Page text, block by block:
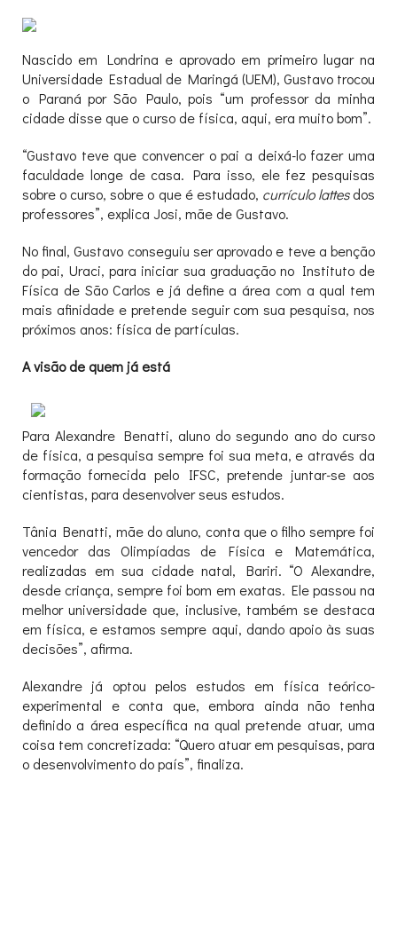
Nascido em Londrina e aprovado em primeiro lugar na
Universidade Estadual de Maringá (UEM), Gustavo trocou
o Paraná por São Paulo, pois “um professor da minha
cidade disse que o curso de física, aqui, era muito bom”.
“Gustavo teve que convencer o pai a deixá-lo fazer uma
faculdade longe de casa. Para isso, ele fez pesquisas
sobre o curso, sobre o que é estudado, currículo lattesdos
professores”, explica Josi, mãe de Gustavo.
No final, Gustavo conseguiu ser aprovado e teve a benção
do pai, Uraci, para iniciar sua graduação no Instituto de
Física de São Carlos e já define a área com a qual tem
mais afinidade e pretende seguir com sua pesquisa, nos
próximos anos: física de partículas.
A visão de quem já está
Para Alexandre Benatti, aluno do segundo ano do curso
de física, a pesquisa sempre foi sua meta, e através da
formação fornecida pelo IFSC, pretende juntar-se aos
cientistas, para desenvolver seus estudos.
Tânia Benatti, mãe do aluno, conta que o filho sempre foi
vencedor das Olimpíadas de Física e Matemática,
realizadas em sua cidade natal, Bariri. “O Alexandre,
desde criança, sempre foi bom em exatas. Ele passou na
melhor universidade que, inclusive, também se destaca
em física, e estamos sempre aqui, dando apoio às suas
decisões”, afirma.
Alexandre já optou pelos estudos em física teórico-
experimental e conta que, embora ainda não tenha
definido a área específica na qual pretende atuar, uma
coisa tem concretizada: “Quero atuar em pesquisas, para
o desenvolvimento do país”, finaliza.